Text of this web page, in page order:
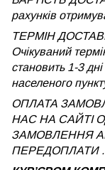
рахунків
ТЕРМІН
Очікуваний
становить 1-3
населеного
ОПЛАТА
НАС НА САЙТІ
ЗАМОВЛЕННЯ
ПЕРЕДОПЛАТИ .